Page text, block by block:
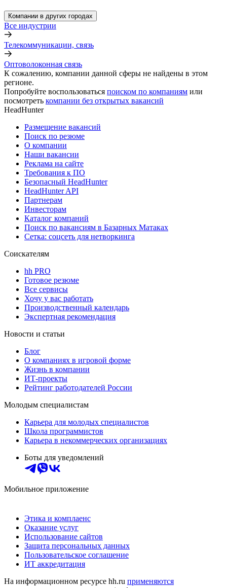
Компании в других городах
Все индустрии
Телекоммуникации, связь
Оптоволоконная связь
К сожалению, компании данной сферы не найдены в этом
регионе.
Попробуйте воспользоваться поиском по компаниям или
посмотреть компании без открытых вакансий
HeadHunter
Размещение вакансий
Поиск по резюме
О компании
Наши вакансии
Реклама на сайте
Требования к ПО
Безопасный HeadHunter
HeadHunter API
Партнерам
Инвесторам
Каталог компаний
Поиск по вакансиям в Базарных Матаках
Сетка: соцсеть для нетворкинга
Соискателям
hh PRO
Готовое резюме
Все сервисы
Хочу у вас работать
Производственный календарь
Экспертная рекомендация
Новости и статьи
Блог
О компаниях в игровой форме
Жизнь в компании
ИТ-проекты
Рейтинг работодателей России
Молодым специалистам
Карьера для молодых специалистов
Школа программистов
Карьера в некоммерческих организациях
Боты для уведомлений
Мобильное приложение
Этика и комплаенс
Оказание услуг
Использование сайтов
Защита персональных данных
Пользовательское соглашение
ИТ аккредитация
На информационном ресурсе hh.ru применяются